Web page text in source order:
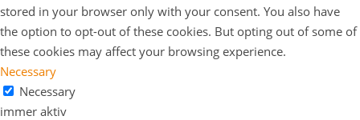
stored in your browser only with your consent. You also have
the option to opt-out of these cookies. But opting out of some of
these cookies may affect your browsing experience.
Necessary
Necessary
immer aktiv